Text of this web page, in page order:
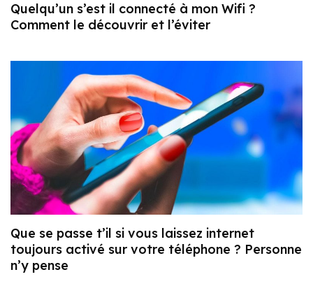
Quelqu’un s’est il connecté à mon Wifi ?
Comment le découvrir et l’éviter
Que se passe t’il si vous laissez internet
toujours activé sur votre téléphone ? Personne
n’y pense